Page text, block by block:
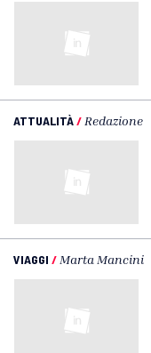
ATTUALITÀ/ Redazione
VIAGGI / Marta Mancini